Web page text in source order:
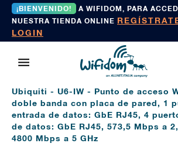
¡BIENVENIDO!
A WIFIDOM, PARA
NUESTRA TIENDA ONLINE
LOGIN
Ubiquiti - U6-IW - Punto de acceso
doble banda con placa de pared, 1
entrada de datos: GbE RJ45, 4
de datos: GbE RJ45, 573,5 Mbps a
4800 Mbps a 5 GHz